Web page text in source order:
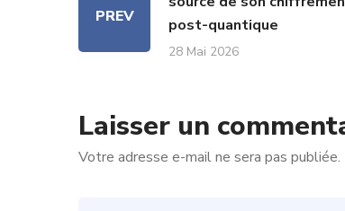
PREV
post-quantique
28 Mai 2026
Laisser un
Votre adresse e-mail ne sera pas publiée.